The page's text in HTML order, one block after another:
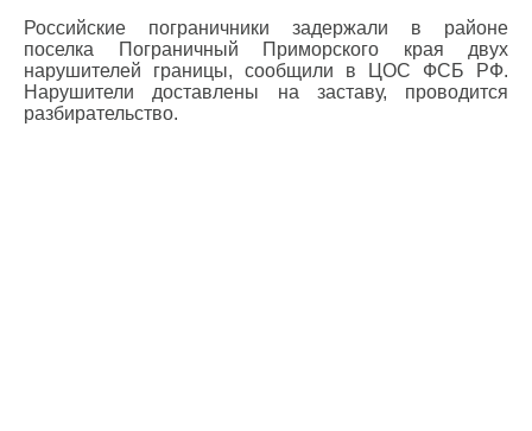
Российские пограничники задержали в районе
поселка Пограничный Приморского края двух
нарушителей границы, сообщили в ЦОС ФСБ РФ.
Нарушители доставлены на заставу, проводится
разбирательство.